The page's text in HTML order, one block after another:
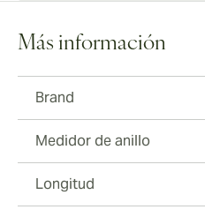
Más información
Brand
Medidor de anillo
Longitud